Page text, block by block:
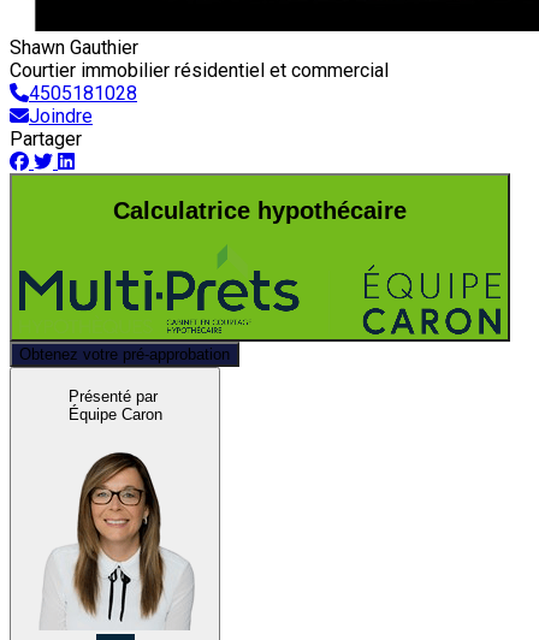
Shawn Gauthier
Courtier immobilier résidentiel et commercial
4505181028
Joindre
Partager
Calculatrice hypothécaire
Obtenez votre pré-approbation
Présenté par
Équipe Caron